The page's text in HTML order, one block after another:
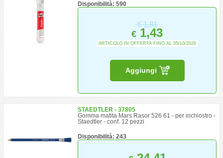
Disponibilità: 590
€1,81
€ 1,43
ARTICOLO IN OFFERTA FINO AL 05/10/2026
Aggiungi
STAEDTLER - 37805
Gomma matita Mars Rasor 526 61 - per inchiostro -
Staedtler - conf. 12 pezzi
Disponibilità: 243